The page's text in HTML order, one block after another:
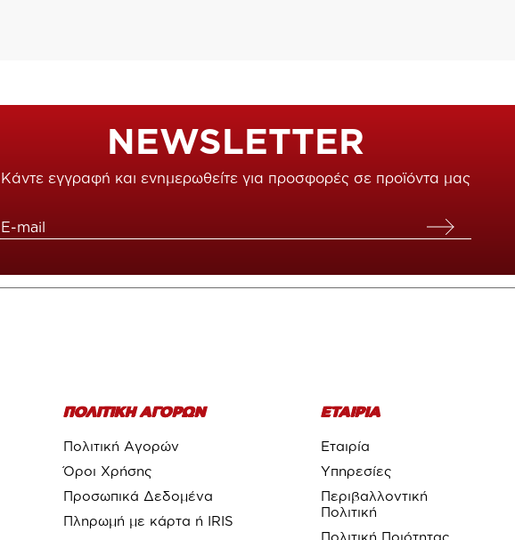
NEWSLETTER
Κάντε εγγραφή και ενημερωθείτε για προσφορές σε προϊόντα μας
ΠΟΛΙΤΙΚΗ ΑΓΟΡΩΝ
Πολιτική Αγορών
Όροι Χρήσης
Προσωπικά Δεδομένα
Πληρωμή με κάρτα ή IRIS
ΕΤΑΙΡΙΑ
Εταιρία
Υπηρεσίες
Περιβαλλοντική
Πολιτική
Πολιτική Ποιότητας